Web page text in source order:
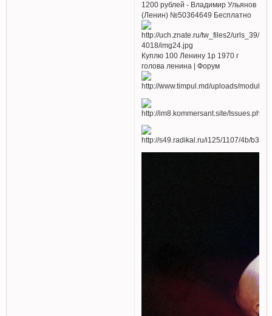
1200 рублей - Владимир Ульянов
(Ленин) №50364649 Бесплатно
Куплю 100 Ленину 1р 1970 г
голова ленина | Форум